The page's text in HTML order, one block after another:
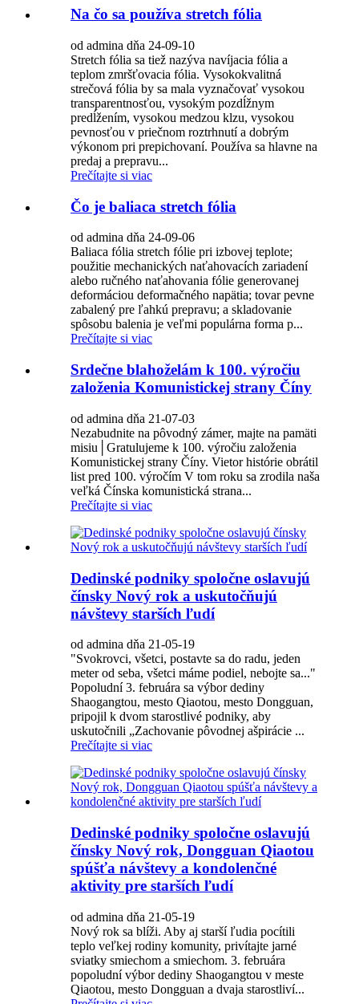
Na čo sa používa stretch fólia
od admina dňa 24-09-10
Stretch fólia sa tiež nazýva navíjacia fólia a
teplom zmršťovacia fólia. Vysokokvalitná
strečová fólia by sa mala vyznačovať vysokou
transparentnosťou, vysokým pozdĺžnym
predĺžením, vysokou medzou klzu, vysokou
pevnosťou v priečnom roztrhnutí a dobrým
výkonom pri prepichovaní. Používa sa hlavne na
predaj a prepravu...
Prečítajte si viac
Čo je baliaca stretch fólia
od admina dňa 24-09-06
Baliaca fólia stretch fólie pri izbovej teplote;
použitie mechanických naťahovacích zariadení
alebo ručného naťahovania fólie generovanej
deformáciou deformačného napätia; tovar pevne
zabalený pre ľahkú prepravu; a skladovanie
spôsobu balenia je veľmi populárna forma p...
Prečítajte si viac
Srdečne blahoželám k 100. výročiu
založenia Komunistickej strany Číny
od admina dňa 21-07-03
Nezabudnite na pôvodný zámer, majte na pamäti
misiu│Gratulujeme k 100. výročiu založenia
Komunistickej strany Číny. Vietor histórie obrátil
list pred 100. výročím V tom roku sa zrodila naša
veľká Čínska komunistická strana...
Prečítajte si viac
Dedinské podniky spoločne oslavujú
čínsky Nový rok a uskutočňujú
návštevy starších ľudí
od admina dňa 21-05-19
"Svokrovci, všetci, postavte sa do radu, jeden
meter od seba, všetci máme podiel, nebojte sa..."
Popoludní 3. februára sa výbor dediny
Shaogangtou, mesto Qiaotou, mesto Dongguan,
pripojil k dvom starostlivé podniky, aby
uskutočnili „Zachovanie pôvodnej ašpirácie ...
Prečítajte si viac
Dedinské podniky spoločne oslavujú
čínsky Nový rok, Dongguan Qiaotou
spúšťa návštevy a kondolenčné
aktivity pre starších ľudí
od admina dňa 21-05-19
Nový rok sa blíži. Aby aj starší ľudia pocítili
teplo veľkej rodiny komunity, privítajte jarné
sviatky smiechom a smiechom. 3. februára
popoludní výbor dediny Shaogangtou v meste
Qiaotou, mesto Dongguan a dvaja starostliví...